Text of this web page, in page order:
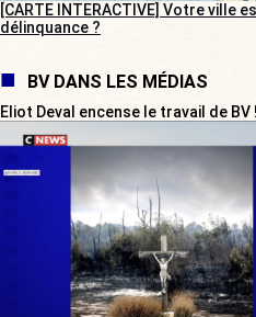
[CARTE INTERACTIVE] Votre ville
délinquance ?
BV DANS LES MÉDIAS
Eliot Deval encense le travail de BV !